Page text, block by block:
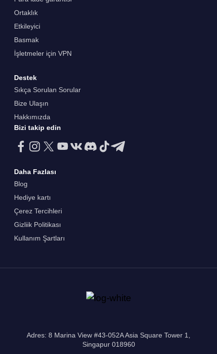
Ortaklık
Etkileyici
Basmak
İşletmeler için VPN
Destek
Sıkça Sorulan Sorular
Bize Ulaşın
Hakkımızda
Bizi takip edin
Daha Fazlası
Blog
Hediye kartı
Çerez Tercihleri
Gizliik Politikası
Kullanım Şartları
Adres: 8 Marina View #43-052A Asia Square Tower 1,
Singapur 018960